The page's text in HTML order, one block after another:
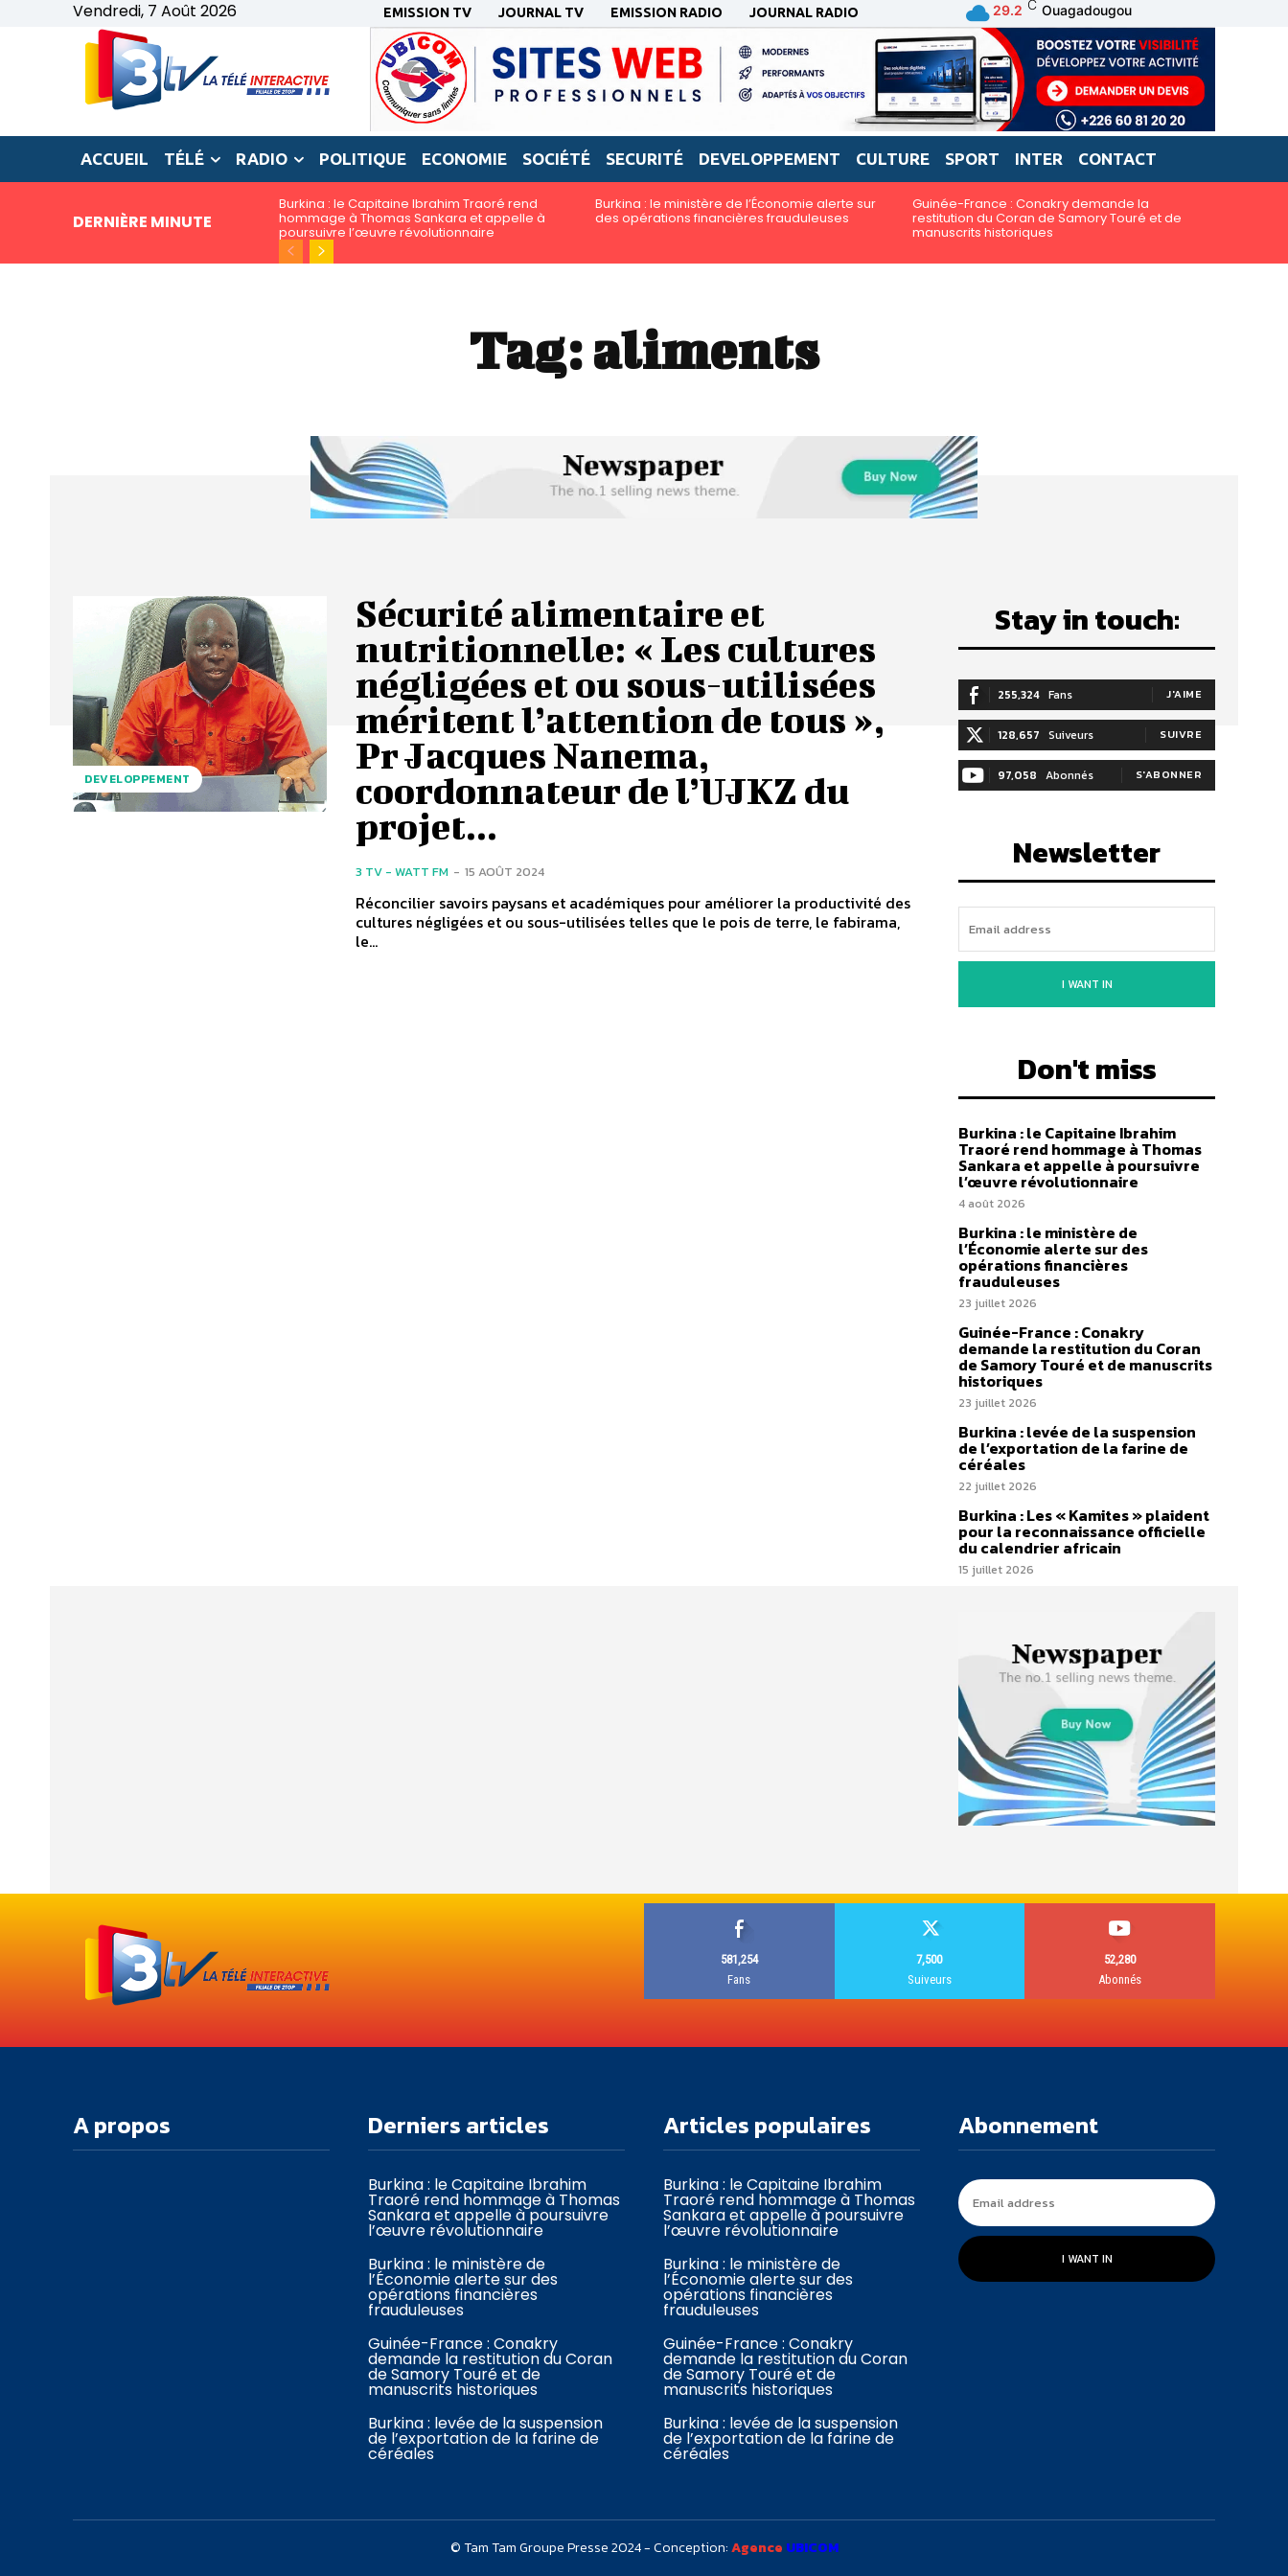
Vendredi, 7 Août 2026 EMISSION TV JOURNAL TV EMISSION RADIO JOURNAL RADIO 29.2 C Ouagadougou
ACCUEIL TÉLÉ RADIO POLITIQUE ECONOMIE SOCIÉTÉ SECURITÉ DEVELOPPEMENT CULTURE SPORT INTER CONTACT
DERNIÈRE MINUTE
Burkina : le Capitaine Ibrahim Traoré rend
hommage à Thomas Sankara et appelle à
poursuivre l’œuvre révolutionnaire
Burkina : le ministère de l’Économie alerte sur
des opérations financières frauduleuses
Guinée-France : Conakry demande la
restitution du Coran de Samory Touré et de
manuscrits historiques
Tag:aliments
DEVELOPPEMENT
Sécurité alimentaire et
nutritionnelle: « Les cultures
négligées et ou sous-utilisées
méritent l’attention de tous »,
Pr Jacques Nanema,
coordonnateur de l’UJKZ du
projet...
3 TV - WATT FM - 15 AOÛT 2024
Réconcilier savoirs paysans et académiques pour améliorer la productivité des
cultures négligées et ou sous-utilisées telles que le pois de terre, le fabirama,
le...
Stay in touch:
255,324 Fans J'AIME
128,657 Suiveurs SUIVRE
97,058 Abonnés S'ABONNER
Newsletter
I WANT IN
Don't miss
Burkina : le Capitaine Ibrahim
Traoré rend hommage à Thomas
Sankara et appelle à poursuivre
l’œuvre révolutionnaire
4 août 2026
Burkina : le ministère de
l’Économie alerte sur des
opérations financières
frauduleuses
23 juillet 2026
Guinée-France : Conakry
demande la restitution du Coran
de Samory Touré et de manuscrits
historiques
23 juillet 2026
Burkina : levée de la suspension
de l’exportation de la farine de
céréales
22 juillet 2026
Burkina : Les « Kamites » plaident
pour la reconnaissance officielle
du calendrier africain
15 juillet 2026
581,254
Fans
7,500
Suiveurs
52,280
Abonnés
A propos Derniers articles
Burkina : le Capitaine Ibrahim
Traoré rend hommage à Thomas
Sankara et appelle à poursuivre
l’œuvre révolutionnaire
Burkina : le ministère de
l’Économie alerte sur des
opérations financières
frauduleuses
Guinée-France : Conakry
demande la restitution du Coran
de Samory Touré et de
manuscrits historiques
Burkina : levée de la suspension
de l’exportation de la farine de
céréales
Articles populaires
Burkina : le Capitaine Ibrahim
Traoré rend hommage à Thomas
Sankara et appelle à poursuivre
l’œuvre révolutionnaire
Burkina : le ministère de
l’Économie alerte sur des
opérations financières
frauduleuses
Guinée-France : Conakry
demande la restitution du Coran
de Samory Touré et de
manuscrits historiques
Burkina : levée de la suspension
de l’exportation de la farine de
céréales
Abonnement
I WANT IN
© Tam Tam Groupe Presse 2024 - Conception:Agence UBICOM